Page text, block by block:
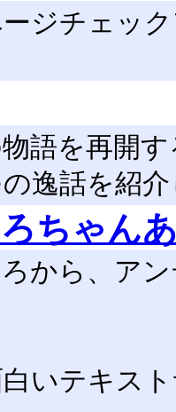
ージチェッ
語を再開
逸話を紹
ちゃん
から、ア
いテキス